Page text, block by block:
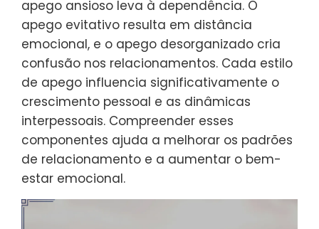
apego ansioso leva à dependência. O
apego evitativo resulta em distância
emocional, e o apego desorganizado cria
confusão nos relacionamentos. Cada estilo
de apego influencia significativamente o
crescimento pessoal e as dinâmicas
interpessoais. Compreender esses
componentes ajuda a melhorar os padrões
de relacionamento e a aumentar o bem-
estar emocional.